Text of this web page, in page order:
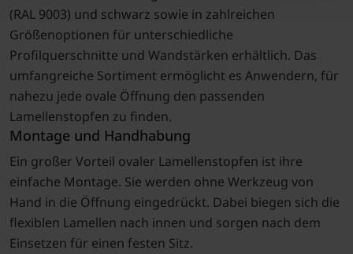
(RAL 9003) und schwarz sowie in zahlreichen
Größenoptionen für unterschiedliche
Profilquerschnitte und Wandstärken erhältlich. Das
umfangreiche Sortiment ermöglicht es Anwendern, für
nahezu jede ovale Öffnung den passenden
Lamellenstopfen zu finden.
Montage und Handhabung
Ein großer Vorteil ovaler Lamellenstopfen ist ihre
einfache Montage. Sie werden ohne Werkzeug von
Hand in die Öffnung eingedrückt. Dabei biegen sich die
flexiblen Lamellen nach innen und sorgen nach dem
Einsetzen für einen festen Sitz.